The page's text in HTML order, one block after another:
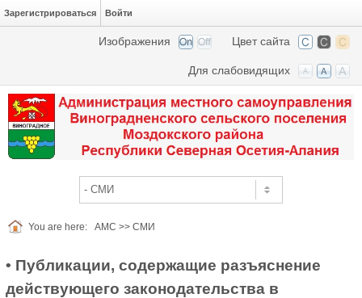
Зарегистрироваться Войти
Цвет сайта
Изображения
Для слабовидящих
You are here: АМС >> СМИ
• Публикации, содержащие разъяснение
действующего законодательства в